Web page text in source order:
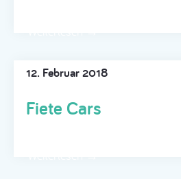
12. Februar 2018
Fiete Cars